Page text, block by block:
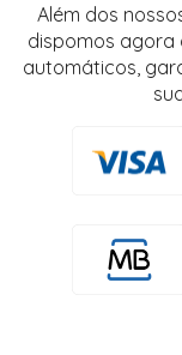
Além dos
dispomos agora
automáticos,